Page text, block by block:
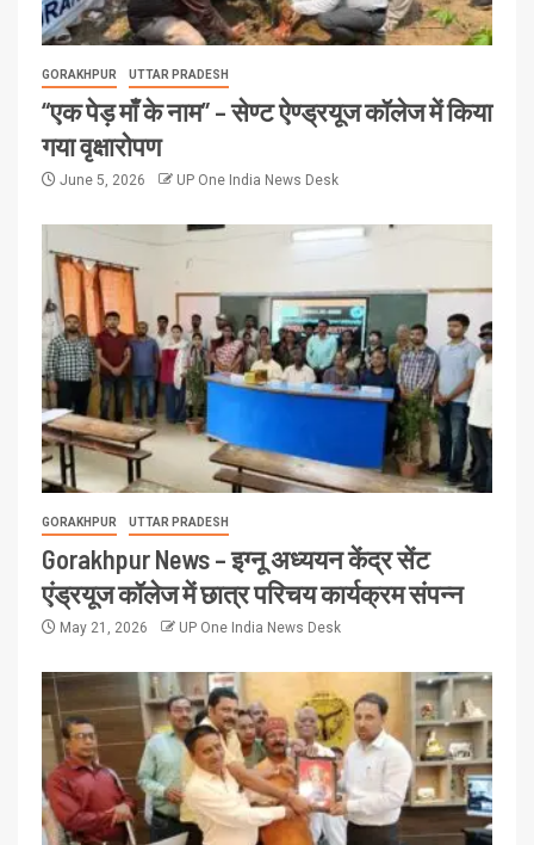
GORAKHPUR UTTAR PRADESH
“एक पेड़ माँ के नाम” – सेण्ट ऐण्ड्रयूज कॉलेज में किया
गया वृक्षारोपण
June 5, 2026 UP One India News Desk
GORAKHPUR UTTAR PRADESH
Gorakhpur News – इग्नू अध्ययन केंद्र सेंट
एंड्रयूज कॉलेज में छात्र परिचय कार्यक्रम संपन्न
May 21, 2026 UP One India News Desk